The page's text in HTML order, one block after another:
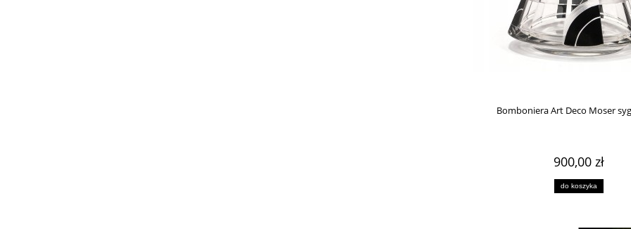
Bomboniera Art Deco Moser
900,00 zł
do koszyka